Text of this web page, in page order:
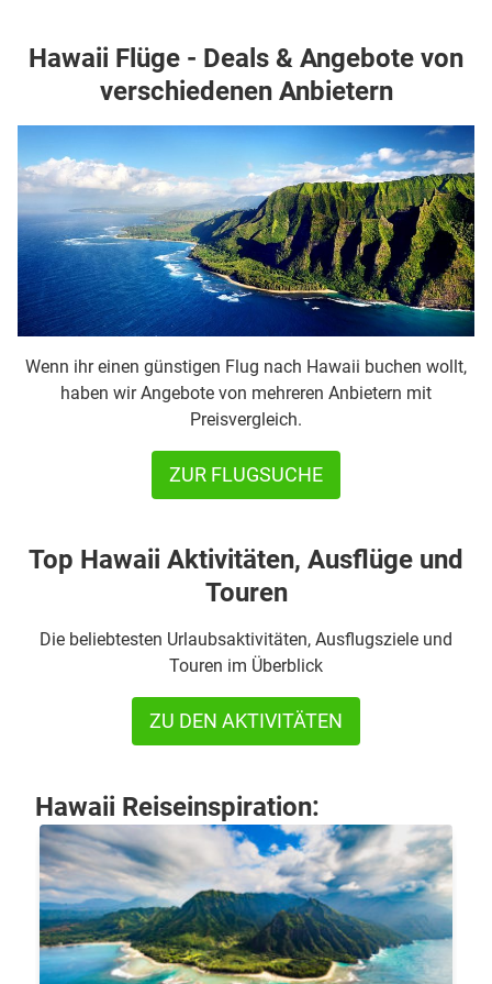
Hawaii Flüge - Deals & Angebote von
verschiedenen Anbietern
Wenn ihr einen günstigen Flug nach Hawaii buchen wollt,
haben wir Angebote von mehreren Anbietern mit
Preisvergleich.
ZUR FLUGSUCHE
Top Hawaii Aktivitäten, Ausflüge und
Touren
Die beliebtesten Urlaubsaktivitäten, Ausflugsziele und
Touren im Überblick
ZU DEN AKTIVITÄTEN
Hawaii Reiseinspiration: